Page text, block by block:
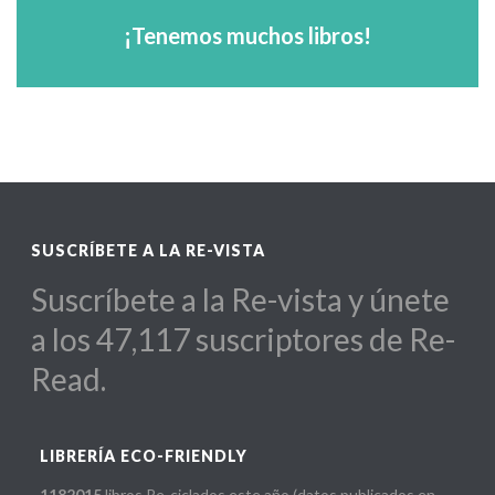
¡Tenemos muchos libros!
Para escuelas, diseñadores, hoteles,
arquitectos...
SUSCRÍBETE A LA RE-VISTA
Suscríbete a la Re-vista y únete
a los 47,117 suscriptores de Re-
Read.
LIBRERÍA ECO-FRIENDLY